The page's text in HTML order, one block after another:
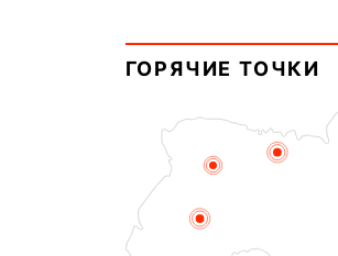
воина
ГОРЯЧИЕ ТОЧКИ